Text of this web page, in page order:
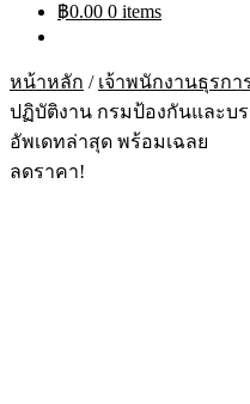
฿0.00 0 items
หน้าหลัก / เจ้าพนักงานธุรกา
ปฏิบัติงาน กรมป้องกันและบ
อัพเดทล่าสุด พร้อมเฉลย
ลดราคา!